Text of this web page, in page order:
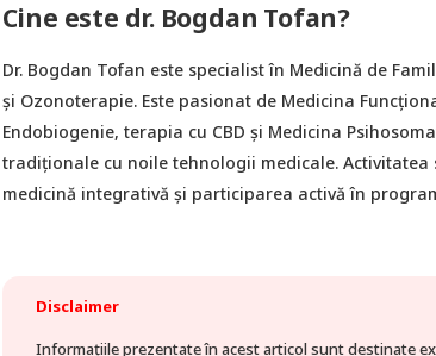
Cine este dr. Bogdan Tofan?
Dr. Bogdan Tofan este specialist în Medicină de
şi Ozonoterapie. Este pasionat de Medicina
Endobiogenie, terapia cu CBD şi Medicina
tradiționale cu noile tehnologii medicale.
medicină integrativă și participarea activă în
Disclaimer
Informațiile prezentate în acest articol sunt destinate